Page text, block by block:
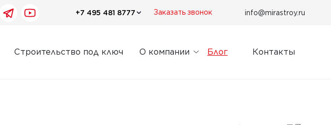
+7 495 481 8777 Заказать звонок info@mirastroy.ru
Строительство под ключ О компании Блог Контакты